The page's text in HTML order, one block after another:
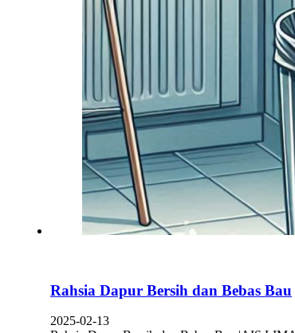
Rahsia Dapur Bersih dan Bebas Bau
2025-02-13